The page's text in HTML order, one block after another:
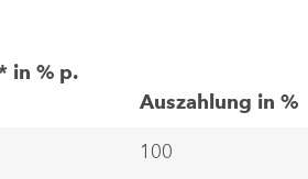
in % p.
Auszahlung in %
100